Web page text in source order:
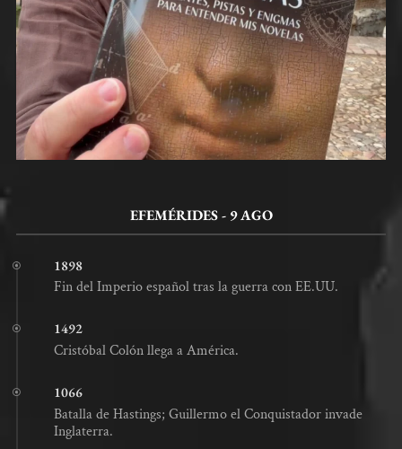
EFEMÉRIDES - 9 AGO
1898
Fin del Imperio español tras la guerra con EE.UU.
1492
Cristóbal Colón llega a América.
1066
Batalla de Hastings; Guillermo el Conquistador invade
Inglaterra.